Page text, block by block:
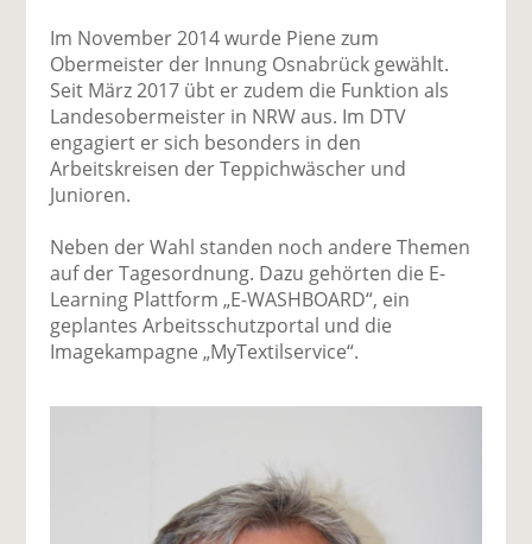
Im November 2014 wurde Piene zum
Obermeister der Innung Osnabrück gewählt.
Seit März 2017 übt er zudem die Funktion als
Landesobermeister in NRW aus. Im DTV
engagiert er sich besonders in den
Arbeitskreisen der Teppichwäscher und
Junioren.
Neben der Wahl standen noch andere Themen
auf der Tagesordnung. Dazu gehörten die E-
Learning Plattform „E-WASHBOARD“, ein
geplantes Arbeitsschutzportal und die
Imagekampagne „MyTextilservice“.